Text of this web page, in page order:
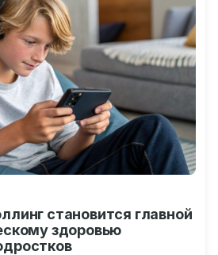
становится главной
здоровью